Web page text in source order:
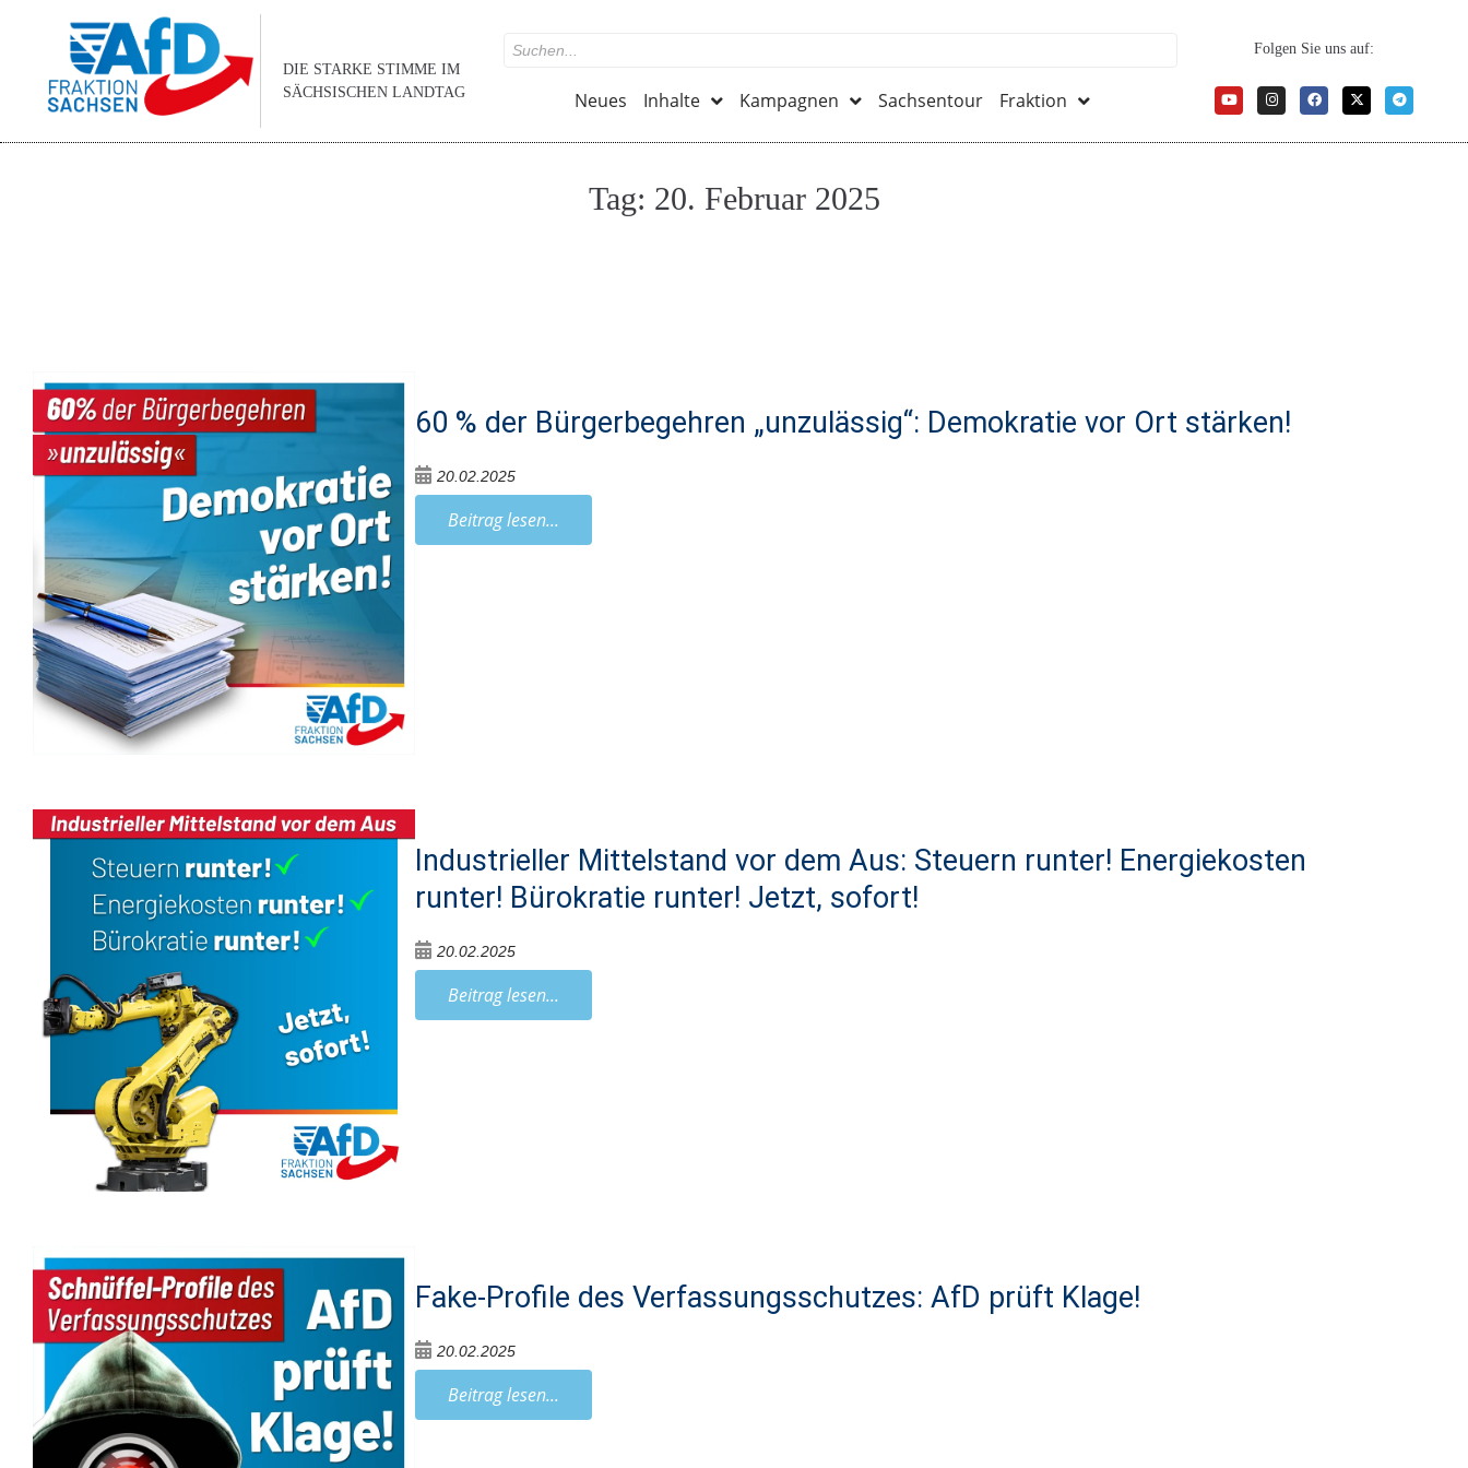
DIE STARKE STIMME IM
SÄCHSISCHEN LANDTAG
Neues Inhalte Kampagnen Sachsentour Fraktion
Folgen Sie uns auf:
Tag: 20. Februar 2025
60 % der Bürgerbegehren „unzulässig“: Demokratie vor Ort stärken!
20.02.2025
Beitrag lesen...
Industrieller Mittelstand vor dem Aus: Steuern runter! Energiekosten
runter! Bürokratie runter! Jetzt, sofort!
20.02.2025
Beitrag lesen...
Fake-Profile des Verfassungsschutzes: AfD prüft Klage!
20.02.2025
Beitrag lesen...